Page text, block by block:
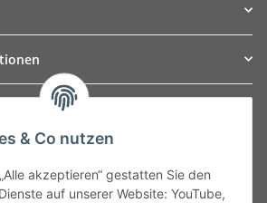
& Co nutzen
akzeptieren“ gestatten Sie den
auf unserer Website: YouTube,